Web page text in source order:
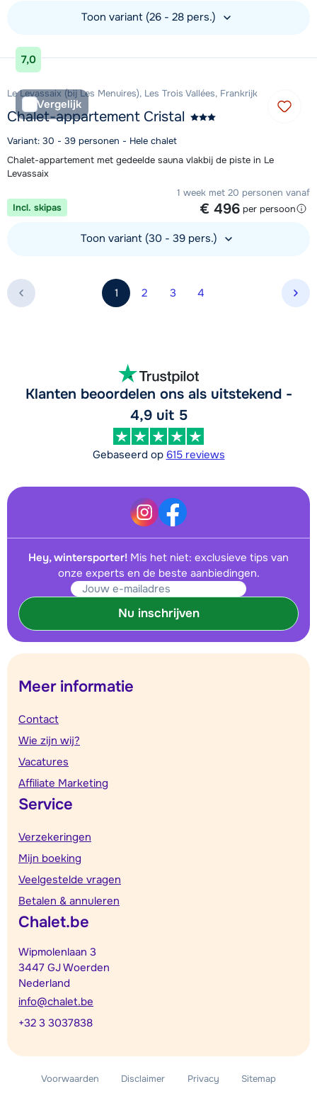
Toon variant (26 - 28 pers.)
Bekijk accommodatie
7,0
Vergelijk
Le Levassaix (bij Les Menuires), Les Trois Vallées, Frankrijk
Chalet-appartement Cristal
Variant: 30 - 39 personen - Hele chalet
Chalet-appartement met gedeelde sauna vlakbij de piste in Le
Levassaix
1 week met 20 personen vanaf
€ 496 per persoon
Incl. skipas
Toon variant (30 - 39 pers.)
1 2 3 4
Klanten beoordelen ons als uitstekend -
4,9 uit 5
Gebaseerd op 615 reviews
Hey, wintersporter! Mis het niet: exclusieve tips van
onze experts en de beste aanbiedingen.
Nu inschrijven
Meer informatie
Contact
Wie zijn wij?
Vacatures
Affiliate Marketing
Service
Verzekeringen
Mijn boeking
Veelgestelde vragen
Betalen & annuleren
Chalet.be
Wipmolenlaan 3
3447 GJ Woerden
Nederland
info@chalet.be
+32 3 3037838
Voorwaarden Disclaimer Privacy Sitemap